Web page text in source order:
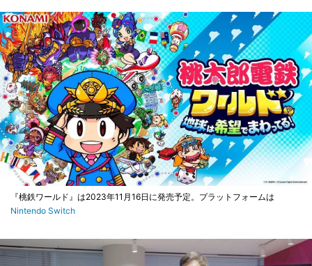
『桃鉄ワールド』は2023年11月16日に発売予定。プラットフォームは
Nintendo Switch